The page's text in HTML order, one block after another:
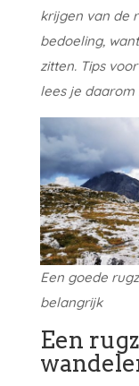
krijgen van de
bedoeling,
zitten. Tips
lees je daarom
Een goede
belangrijk
Een